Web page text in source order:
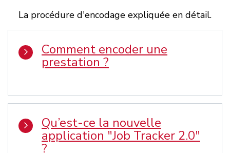
La procédure d'encodage expliquée en détail.
Comment encoder une
prestation ?
Qu’est-ce la nouvelle
application "Job Tracker 2.0"
?